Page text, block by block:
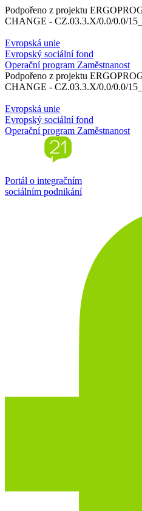
Podpořeno z projektu
CHANGE - CZ.03.3.X/0.0/0.0/
Evropská unie
Evropský sociální fond
Operační program Zaměstnanost
Podpořeno z projektu
CHANGE - CZ.03.3.X/0.0/0.0/
Evropská unie
Evropský sociální fond
Operační program Zaměstnanost
Portál o integračním
sociálním podnikání